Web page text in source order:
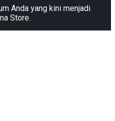
Anda yang kini menjadi
Store.